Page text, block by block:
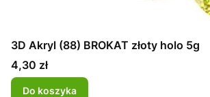
3D Akryl (88) BROKAT złoty holo 5g
Cena
4,30 zł
Do koszyka